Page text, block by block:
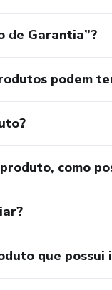
de Garantia”?
podem
como
que